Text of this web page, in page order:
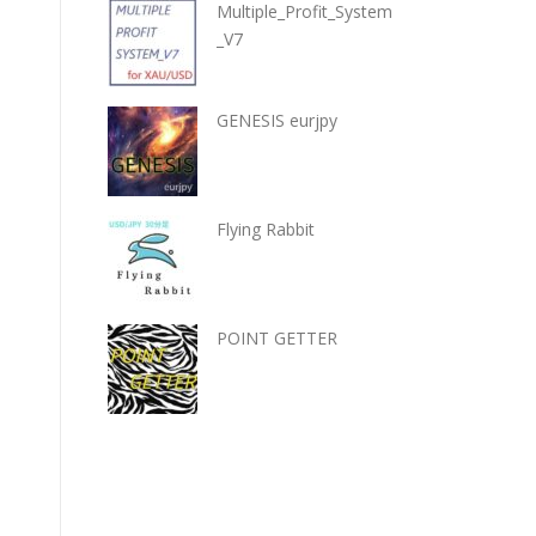
Multiple_Profit_System
_V7
GENESIS eurjpy
Flying Rabbit
POINT GETTER